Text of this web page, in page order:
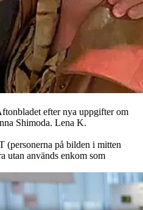
efter nya uppgifter om
Shimoda. Lena K.
(personerna på bilden i mitten
utan används enkom som